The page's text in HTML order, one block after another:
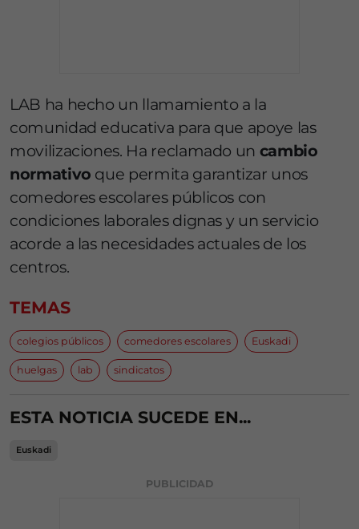
LAB ha hecho un llamamiento a la
comunidad educativa para que apoye las
movilizaciones. Ha reclamado un cambio
normativo que permita garantizar unos
comedores escolares públicos con
condiciones laborales dignas y un servicio
acorde a las necesidades actuales de los
centros.
TEMAS
colegios públicos comedores escolares Euskadi
huelgas lab sindicatos
ESTA NOTICIA SUCEDE EN...
Euskadi
PUBLICIDAD